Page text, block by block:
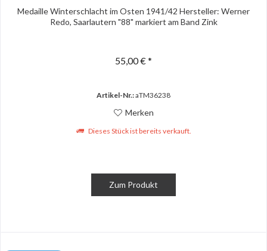
Medaille Winterschlacht im Osten 1941/42 Hersteller: Werner
Redo, Saarlautern "88" markiert am Band Zink
55,00 € *
Artikel-Nr.:aTM36238
Merken
Dieses Stück ist bereits verkauft.
Zum Produkt